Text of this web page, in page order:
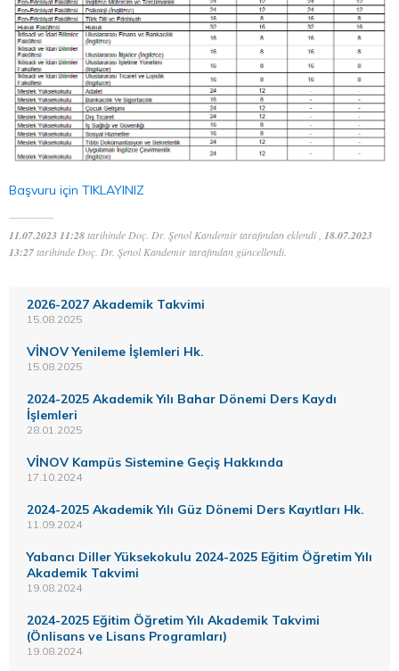
Başvuru için TIKLAYINIZ
11.07.2023 11:28tarihinde Doç. Dr. Şenol Kandemir tarafından eklendi , 18.07.2023
13:27tarihinde Doç. Dr. Şenol Kandemir tarafından güncellendi.
2026-2027 Akademik Takvimi
15.08.2025
VİNOV Yenileme İşlemleri Hk.
15.08.2025
2024-2025 Akademik Yılı Bahar Dönemi Ders Kaydı
İşlemleri
28.01.2025
VİNOV Kampüs Sistemine Geçiş Hakkında
17.10.2024
2024-2025 Akademik Yılı Güz Dönemi Ders Kayıtları Hk.
11.09.2024
Yabancı Diller Yüksekokulu 2024-2025 Eğitim Öğretim Yılı
Akademik Takvimi
19.08.2024
2024-2025 Eğitim Öğretim Yılı Akademik Takvimi
(Önlisans ve Lisans Programları)
19.08.2024